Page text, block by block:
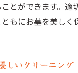
とができます。適
もにお墓を美しく
しいクリーニング